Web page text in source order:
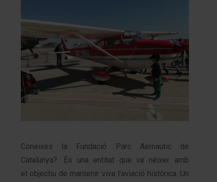
Coneixes la Fundació Parc Aernàutic de
Catalunya?. És una entitat que va néixer amb
el objectiu de mantenir viva l’aviació històrica. Un